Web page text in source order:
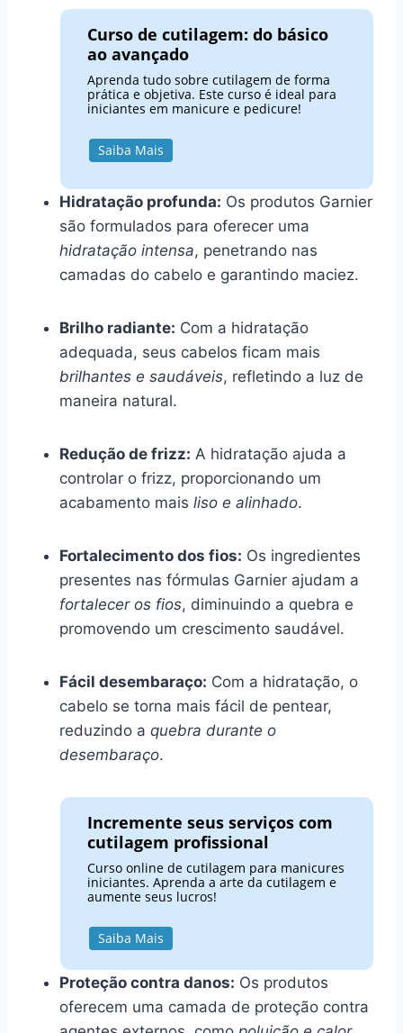
Curso de cutilagem: do básico
ao avançado
Aprenda tudo sobre cutilagem de forma
prática e objetiva. Este curso é ideal para
iniciantes em manicure e pedicure!
Saiba Mais
Hidratação profunda: Os produtos Garnier
são formulados para oferecer uma
hidratação intensa, penetrando nas
camadas do cabelo e garantindo maciez.
Brilho radiante: Com a hidratação
adequada, seus cabelos ficam mais
brilhantes e saudáveis, refletindo a luz de
maneira natural.
Redução de frizz: A hidratação ajuda a
controlar o frizz, proporcionando um
acabamento mais liso e alinhado.
Fortalecimento dos fios: Os ingredientes
presentes nas fórmulas Garnier ajudam a
fortalecer os fios, diminuindo a quebra e
promovendo um crescimento saudável.
Fácil desembaraço: Com a hidratação, o
cabelo se torna mais fácil de pentear,
reduzindo a quebra durante o
desembaraço.
Incremente seus serviços com
cutilagem profissional
Curso online de cutilagem para manicures
iniciantes. Aprenda a arte da cutilagem e
aumente seus lucros!
Saiba Mais
Proteção contra danos: Os produtos
oferecem uma camada de proteção contra